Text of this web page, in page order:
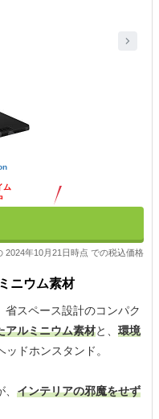
ム
2024年10月21日時点 での税込価格
ニウム素材
スペース設計のコンパク
アルミニウム素材と、 環境
ッドホンスタンド。
インテリアの邪魔をせず